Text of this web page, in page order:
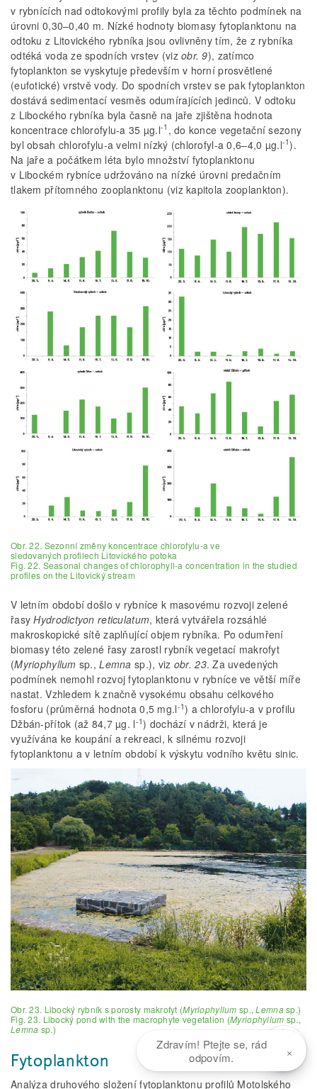
v rybnících nad odtokovými profily byla za těchto podmínek na
úrovni 0,30–0,40 m. Nízké hodnoty biomasy fytoplanktonu na
odtoku z Litovického rybníka jsou ovlivněny tím, že z rybníka
odtéká voda ze spodních vrstev (vizobr. 9), zatímco
fytoplankton se vyskytuje především v horní prosvětlené
(eufotické) vrstvě vody. Do spodních vrstev se pak fytoplankton
dostává sedimentací vesměs odumírajících jedinců. V odtoku
z Libockého rybníka byla časně na jaře zjištěna hodnota
koncentrace chlorofylu-a 35 µg.l-1 , do konce vegetační sezony
byl obsah chlorofylu-a velmi nízký (chlorofyl-a 0,6–4,0 µg.l-1).
Na jaře a počátkem léta bylo množství fytoplanktonu
v Libockém rybníce udržováno na nízké úrovni predačním
tlakem přítomného zooplanktonu (viz kapitola zooplankton).
Obr. 22. Sezonní změny koncentrace chlorofylu-a ve
sledovaných profilech Litovického potoka
Fig. 22. Seasonal changes of chlorophyll-a concentration in the studied
profiles on the Litovický stream
V letním období došlo v rybníce k masovému rozvoji zelené
řasyHydrodictyon reticulatum, která vytvářela rozsáhlé
makroskopické sítě zaplňující objem rybníka. Po odumření
biomasy této zelené řasy zarostl rybník vegetací makrofyt
(Myriophyllum sp.,Lemna sp.), viz obr. 23. Za uvedených
podmínek nemohl rozvoj fytoplanktonu v rybníce ve větší míře
nastat. Vzhledem k značně vysokému obsahu celkového
fosforu (průměrná hodnota 0,5 mg.l-1) a chlorofylu-a v profilu
Džbán-přítok (až 84,7 µg. l-1) dochází v nádrži, která je
využívána ke koupání a rekreaci, k silnému rozvoji
fytoplanktonu a v letním období k výskytu vodního květu sinic.
Obr. 23. Libocký rybník s porosty makrofyt (Myriophyllum sp.,Lemnasp.)
Fig. 23. Libocký pond with the macrophyte vegetation (Myriophyllum sp.,
Lemna sp.)
Fytoplankton
Analýza druhového složení fytoplanktonu profilů Motolského
Zdravím! Ptejte se, rád
odpovím.
×